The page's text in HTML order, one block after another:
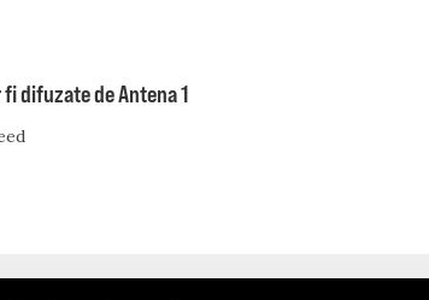
difuzate de Antena 1